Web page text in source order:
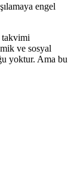
engel
takvimi
ve sosyal
yoktur. Ama bu